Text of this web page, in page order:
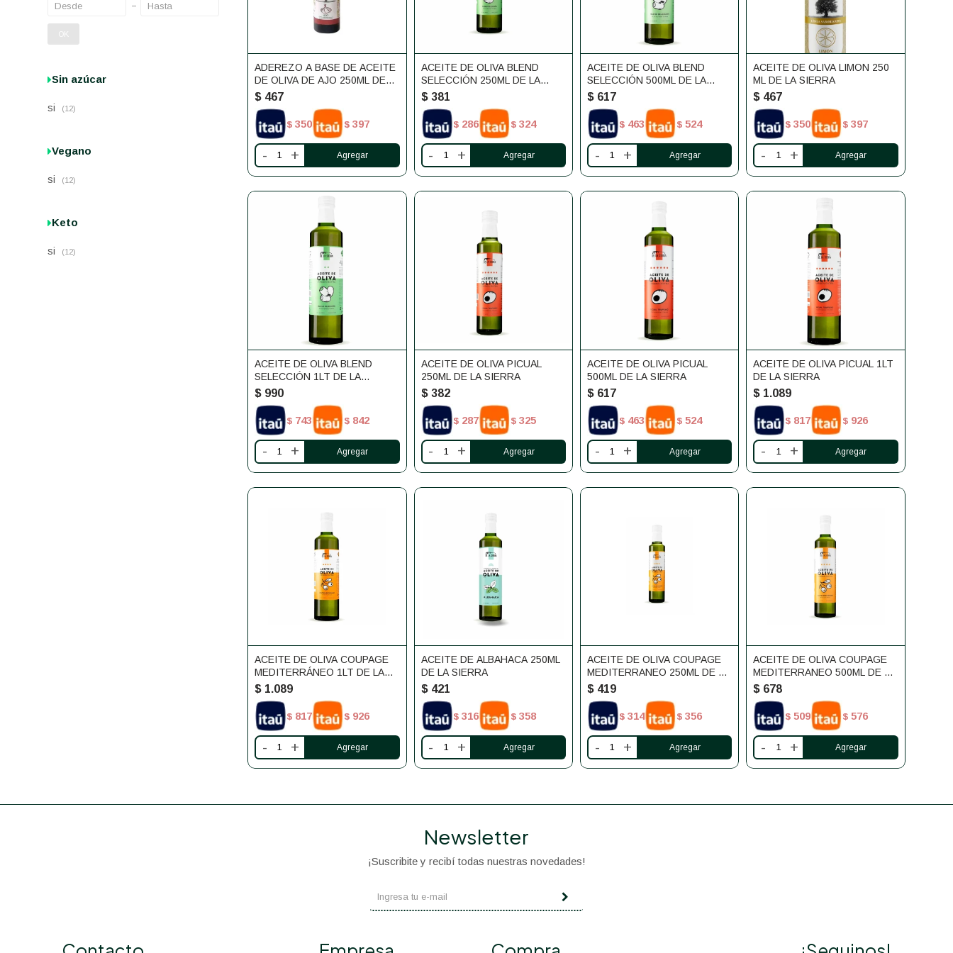
ADEREZO A BASE DE ACEITE
DE OLIVA DE AJO 250ML DE
LA SIERRA
$ 467
$ 350 $ 397
- +
ACEITE DE OLIVA BLEND
SELECCIÓN 250ML DE LA
SIERRA
$ 381
$ 286 $ 324
- +
ACEITE DE OLIVA BLEND
SELECCIÓN 500ML DE LA
SIERRA
$ 617
$ 463 $ 524
- +
ACEITE DE OLIVA LIMON 250
ML DE LA SIERRA
$ 467
$ 350 $ 397
- +
ACEITE DE OLIVA BLEND
SELECCIÓN 1LT DE LA
SIERRA
$ 990
$ 743 $ 842
- +
ACEITE DE OLIVA PICUAL
250ML DE LA SIERRA
$ 382
$ 287 $ 325
- +
ACEITE DE OLIVA PICUAL
500ML DE LA SIERRA
$ 617
$ 463 $ 524
- +
ACEITE DE OLIVA PICUAL 1LT
DE LA SIERRA
$ 1.089
$ 817 $ 926
- +
ACEITE DE OLIVA COUPAGE
MEDITERRÁNEO 1LT DE LA
SIERRA
$ 1.089
$ 817 $ 926
- +
ACEITE DE ALBAHACA 250ML
DE LA SIERRA
$ 421
$ 316 $ 358
- +
ACEITE DE OLIVA COUPAGE
MEDITERRANEO 250ML DE LA
SIERRA
$ 419
$ 314 $ 356
- +
ACEITE DE OLIVA COUPAGE
MEDITERRANEO 500ML DE LA
SIERRA
$ 678
$ 509 $ 576
- +
OK
Sin azúcar
si (12)
Vegano
si (12)
Keto
si (12)
Newsletter
¡Suscribite y recibí todas nuestras novedades!